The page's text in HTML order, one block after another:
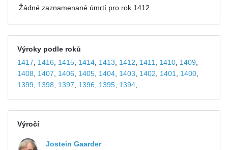
Žádné zaznamenané úmrtí pro rok 1412.
Výroky podle roků
1417
1416 1415, 1414, 1413 1412 1411 1410, 1409
1408
1407 1406 1405, 1404, 1403 1402 1401 1400,
1399
1398 1397 1396 1395, 1394,
Výročí
Jostein Gaarder